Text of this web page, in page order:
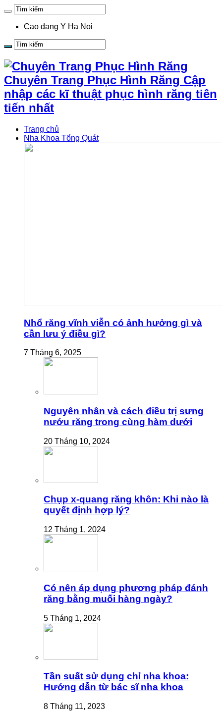
Cao dang Y Ha Noi
Chuyên Trang Phục Hình Răng Cập
nhập các kĩ thuật phục hình răng tiên
tiến nhất
Trang chủ
Nha Khoa Tổng Quát
Nhổ răng vĩnh viễn có ảnh hưởng gì và
cần lưu ý điều gì?
7 Tháng 6, 2025
Nguyên nhân và cách điều trị sưng
nướu răng trong cùng hàm dưới
20 Tháng 10, 2024
Chụp x-quang răng khôn: Khi nào là
quyết định hợp lý?
12 Tháng 1, 2024
Có nên áp dụng phương pháp đánh
răng bằng muối hàng ngày?
5 Tháng 1, 2024
Tần suất sử dụng chỉ nha khoa:
Hướng dẫn từ bác sĩ nha khoa
8 Tháng 11, 2023